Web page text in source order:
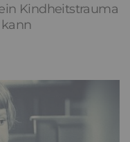
Kindheitstrauma